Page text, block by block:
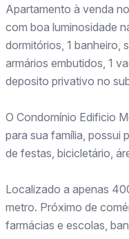
Apartamento à venda
com boa luminosidade
dormitórios, 1 banheiro,
armários embutidos, 1
deposito privativo no
O Condomínio Edificio
para sua família, possui
de festas, bicicletário,
Localizado a apenas
metro. Próximo de
farmácias e escolas,